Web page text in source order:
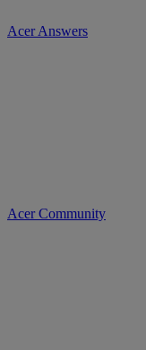
Acer Answers
Acer Community